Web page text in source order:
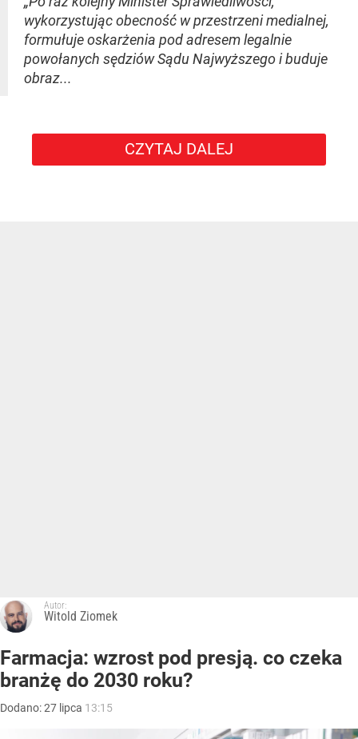
wykorzystując obecność w przestrzeni medialnej,
formułuje oskarżenia pod adresem legalnie
powołanych sędziów Sądu Najwyższego i buduje
obraz...
CZYTAJ DALEJ
Autor:
Witold Ziomek
Farmacja: wzrost pod presją. co czeka
branżę do 2030 roku?
Dodano:27 lipca 13:15